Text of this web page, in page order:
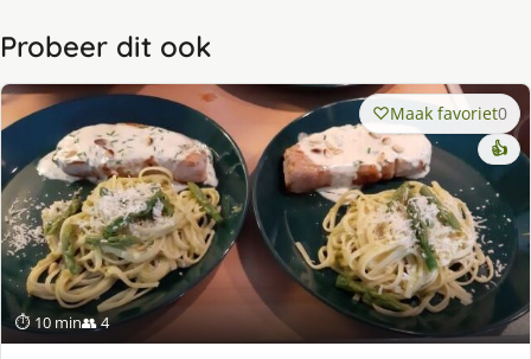
Probeer dit ook
⏱ 10 min👥 4
Maak favoriet0
👍